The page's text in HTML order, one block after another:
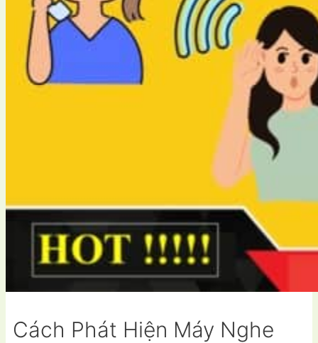
Cách Phát Hiện Máy Nghe